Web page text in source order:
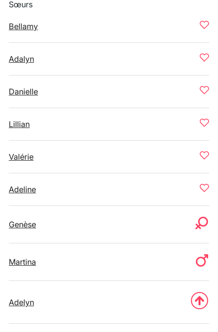
Sœurs
Bellamy
Adalyn
Danielle
Lillian
Valérie
Adeline
Genèse
Martina
Adelyn